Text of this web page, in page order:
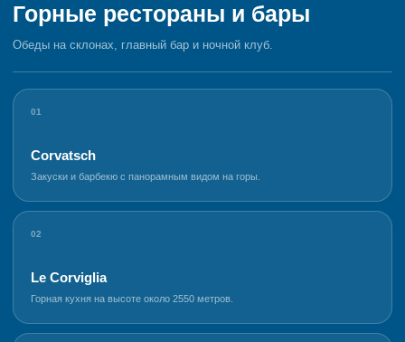
Горные рестораны и бары
Обеды на склонах, главный бар и ночной клуб.
01
Corvatsch
Закуски и барбекю с панорамным видом на горы.
02
Le Corviglia
Горная кухня на высоте около 2550 метров.